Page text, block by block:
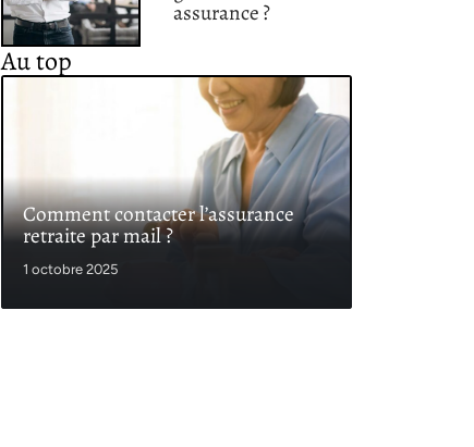
assurance ?
Au top
Comment contacter l’assurance
retraite par mail ?
1 octobre 2025